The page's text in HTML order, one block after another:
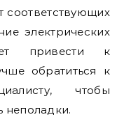
соответствующих
электрических
привести к
обратиться к
чтобы
неполадки.